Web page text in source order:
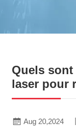
Quels
laser pour
Aug 20,2024